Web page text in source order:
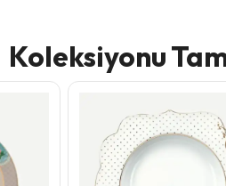
Koleksiyonu